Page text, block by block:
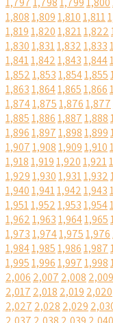
1,8081,8091,8101,811
1,8191,8201,8211,822
1,8301,8311,8321,833
1,8411,8421,8431,844
1,8521,8531,8541,855
1,8631,8641,8651,866
1,8741,8751,8761,877
1,8851,8861,8871,888
1,8961,8971,8981,899
1,9071,9081,9091,910
1,9181,9191,9201,921
1,9291,9301,9311,932
1,9401,9411,9421,943
1,9511,9521,9531,954
1,9621,9631,9641,965
1,9731,9741,9751,976
1,9841,9851,9861,987
1,9951,9961,9971,998
2,006 2,007 2,008 2,009
2,017 2,018 2,019 2,020
2,027 2,028 2,029